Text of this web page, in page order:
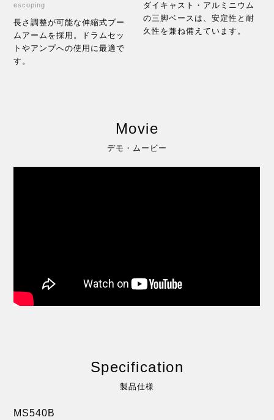
escoping
長さ調整が可能な伸縮式ブー
ムアームを採用。ドラムセッ
トやアンプへの使用に最適で
す。
ダイキャスト・アルミニウム
の三脚ベースは、安定性と耐
久性を兼ね備えています。
Movie
デモ・ムービー
Specification
製品仕様
MS540B